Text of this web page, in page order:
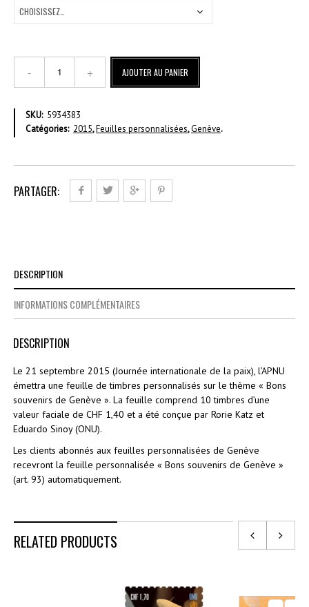
Bons
Genève
AJOUTER AU PANIER
SKU: 5934383
Catégories: 2015,Feuilles personnalisées,Genève.
PARTAGER:
DESCRIPTION
INFORMATIONS COMPLÉMENTAIRES
DESCRIPTION
Le 21 septembre 2015 (Journée internationale de la paix), l’APNU
émettra une feuille de timbres personnalisés sur le thème « Bons
souvenirs de Genève ». La feuille comprend 10 timbres d’une
valeur faciale de CHF 1,40 et a été conçue par Rorie Katz et
Eduardo Sinoy (ONU).
Les clients abonnés aux feuilles personnalisées de Genève
recevront la feuille personnalisée « Bons souvenirs de Genève »
(art. 93) automatiquement.
RELATED PRODUCTS